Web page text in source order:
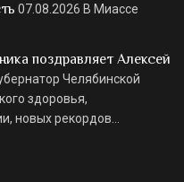
07.08.2026 В Миассе
поздравляет Алексей
Челябинской
здоровья,
новых рекордов…